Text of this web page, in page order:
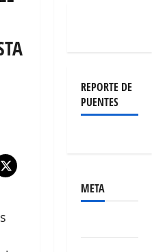
REPORTE DE
PUENTES
META